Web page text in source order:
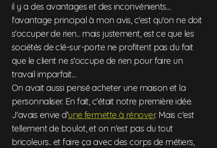
il y a des avantages et des inconvénients....
l'avantage principal à mon avis, c'est qu'on ne doit
s'occuper de rien... mais justement, est ce que les
sociétés de clé-sur-porte ne profitent pas du fait
que le client ne s'occupe de rien pour faire un
travail imparfait....
On avait aussi pensé acheter une maison et la
personnaliser. En fait, c'était notre première idée.
J'avais envie d'une fermette à rénover. Mais c'est
tellement de boulot, et on n'est pas du tout
bricoleurs.. et faire ça avec des corps de métiers,